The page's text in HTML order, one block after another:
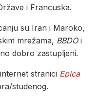
i Francuska.
su Iran i Maroko,
mrežama, BBDOi
dobro zastupljeni.
stranici Epica
studenog.